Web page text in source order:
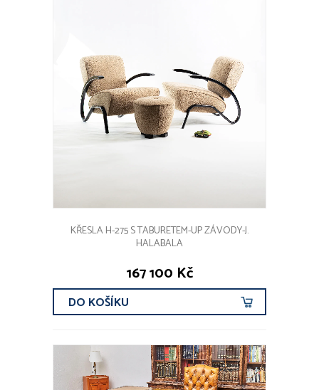
KŘESLA H-275 S TABURETEM-UP ZÁVODY-J.
HALABALA
167 100 Kč
DO KOŠÍKU